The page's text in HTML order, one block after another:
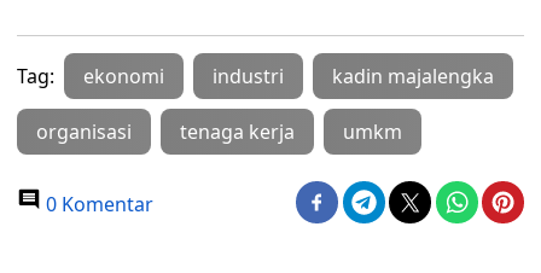
Tag: ekonomi industri kadin majalengka
organisasi tenaga kerja umkm
0 Komentar